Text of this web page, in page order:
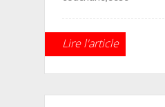
Lire l'article